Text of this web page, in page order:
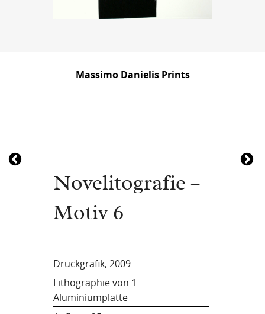
Massimo Danielis Prints
Novelitografie –
Motiv 6
Druckgrafik, 2009
Lithographie von 1
Aluminiumplatte